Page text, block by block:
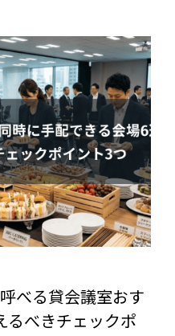
べる貸会議室おす
るべきチェックポ